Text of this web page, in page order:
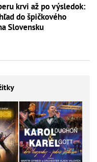
krvi až po výsledok:
do špičkového
Slovensku